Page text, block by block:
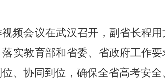
频会议在武汉召开，副省长程
实教育部和省委、省政府工作
、协同到位，确保全省高考安全